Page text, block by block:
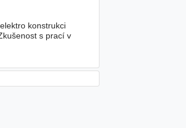
konstrukci
s prací v